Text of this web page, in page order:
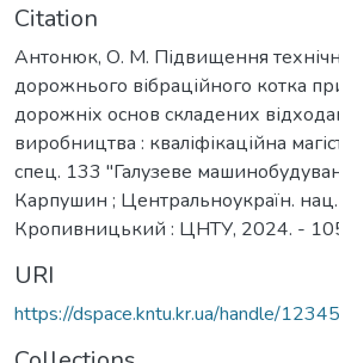
Citation
Антонюк, О. М. Підвищення
дорожнього вібраційного котка
дорожніх основ складених
виробництва : кваліфікаційна
спец. 133 "Галузеве
Карпушин ; Центральноукраїн.
Кропивницький : ЦНТУ, 2024. -
URI
https://dspace.kntu.kr.ua/handle/